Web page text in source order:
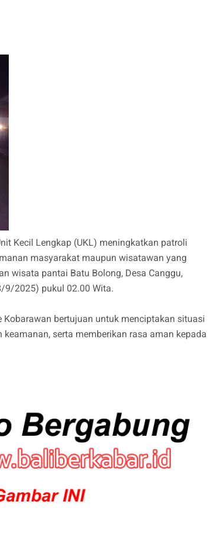
Kecil Lengkap (UKL) meningkatkan patroli
masyarakat maupun wisatawan yang
wisata pantai Batu Bolong, Desa Canggu,
9/2025) pukul 02.00 Wita.
bertujuan untuk menciptakan situasi
serta memberikan rasa aman kepada